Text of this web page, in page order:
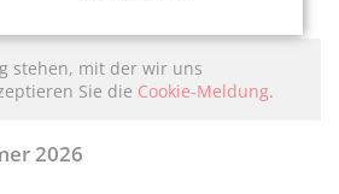
stehen, mit der wir uns
Sie die Cookie-Meldung.
2026